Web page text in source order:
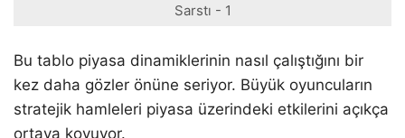
Sarstı - 1
Bu tablo piyasa dinamiklerinin nasıl çalıştığını bir
kez daha gözler önüne seriyor. Büyük oyuncuların
stratejik hamleleri piyasa üzerindeki etkilerini açıkça
ortaya koyuyor.